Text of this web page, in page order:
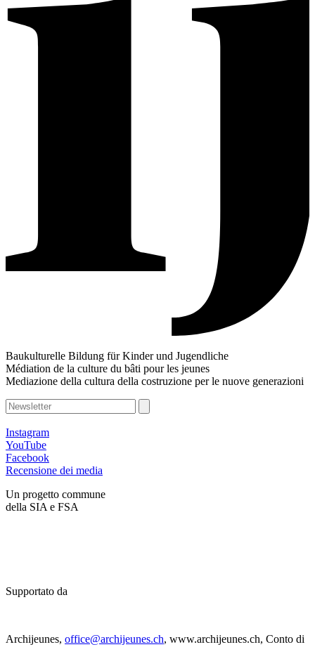
Baukulturelle Bildung für Kinder und Jugendliche
Médiation de la culture du bâti pour les jeunes
Mediazione della cultura della costruzione per le nuove generazioni
Instagram
YouTube
Facebook
Recensione dei media
Un progetto commune
della SIA e FSA
Supportato da
Archijeunes, office@archijeunes.ch, www.archijeunes.ch, Conto di